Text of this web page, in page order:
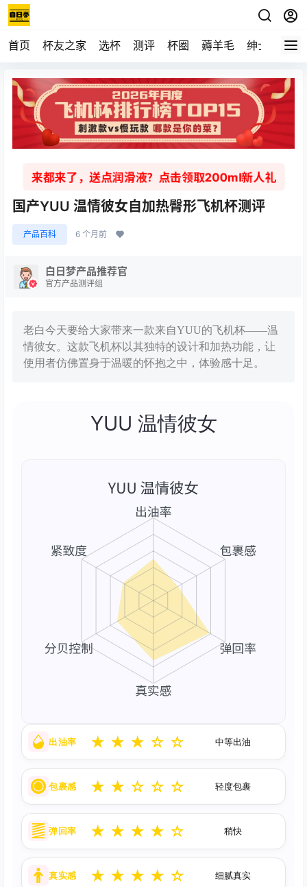
首页 杯友之家 选杯 测评 杯圈 薅羊毛 绅士 视频
来都来了，送点润滑液？点击领取200ml新人礼
国产YUU 温情彼女自加热臀形飞机杯测评
产品百科 6 个月前
白日梦产品推荐官
官方产品测评组
老白今天要给大家带来一款来自YUU的飞机杯——温
情彼女。这款飞机杯以其独特的设计和加热功能，让
使用者仿佛置身于温暖的怀抱之中，体验感十足。
YUU 温情彼女
出油率 ★ ★ ★ ☆ ☆ 中等出油
包裹感 ★ ★ ☆ ☆ ☆ 轻度包裹
弹回率 ★ ★ ★ ★ ☆ 稍快
真实感 ★ ★ ★ ★ ☆ 细腻真实